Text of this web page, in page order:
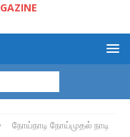
நோய்நாடி நோய்முதல் நாடி